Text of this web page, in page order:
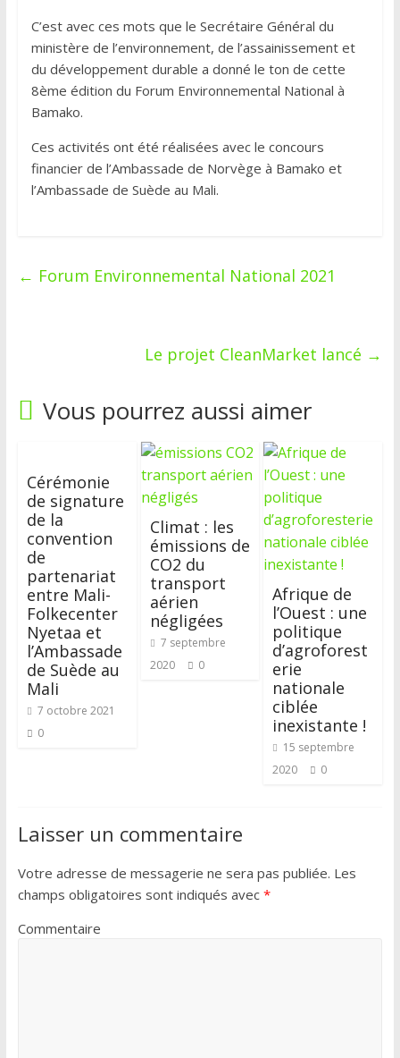
C’est avec ces mots que le Secrétaire Général du
ministère de l’environnement, de l’assainissement et
du développement durable a donné le ton de cette
8ème édition du Forum Environnemental National à
Bamako.
Ces activités ont été réalisées avec le concours
financier de l’Ambassade de Norvège à Bamako et
l’Ambassade de Suède au Mali.
← Forum Environnemental National 2021
Le projet CleanMarket lancé →
Vous pourrez aussi aimer
Cérémonie
de signature
de la
convention
de
partenariat
entre Mali-
Folkecenter
Nyetaa et
l’Ambassade
de Suède au
Mali
7 octobre 2021
0
Climat : les
émissions de
CO2 du
transport
aérien
négligées
7 septembre
2020
0
Afrique de
l’Ouest : une
politique
d’agroforest
erie
nationale
ciblée
inexistante !
15 septembre
2020
0
Laisser un commentaire
Votre adresse de messagerie ne sera pas publiée. Les
champs obligatoires sont indiqués avec *
Commentaire